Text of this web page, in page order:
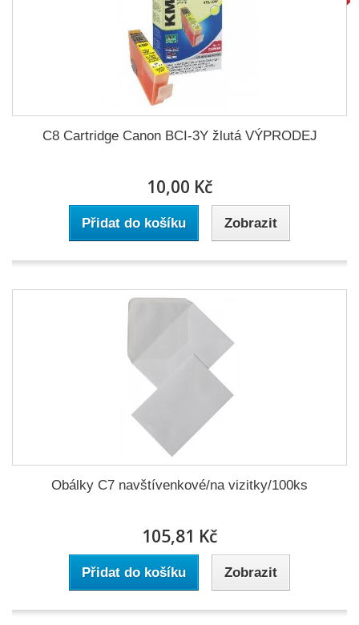
C8 Cartridge Canon BCI-3Y žlutá VÝPRODEJ
10,00 Kč
Přidat do košíku Zobrazit
Obálky C7 navštívenkové/na vizitky/100ks
105,81 Kč
Přidat do košíku Zobrazit